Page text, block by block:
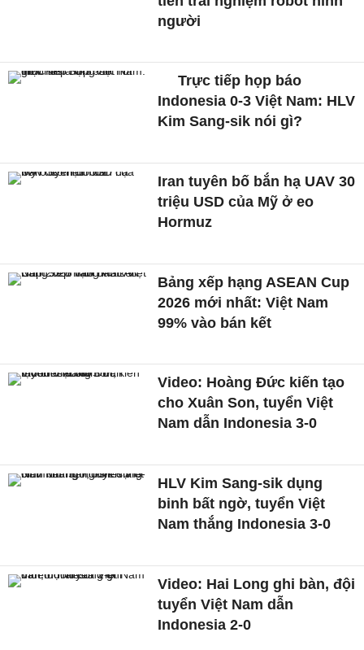
người
Trực tiếp họp báo
Indonesia 0-3 Việt Nam: HLV
Kim Sang-sik nói gì?
Iran tuyên bố bắn hạ UAV 30
triệu USD của Mỹ ở eo
Hormuz
Bảng xếp hạng ASEAN Cup
2026 mới nhất: Việt Nam
99% vào bán kết
Video: Hoàng Đức kiến tạo
cho Xuân Son, tuyển Việt
Nam dẫn Indonesia 3-0
HLV Kim Sang-sik dụng
binh bất ngờ, tuyển Việt
Nam thắng Indonesia 3-0
Video: Hai Long ghi bàn, đội
tuyển Việt Nam dẫn
Indonesia 2-0